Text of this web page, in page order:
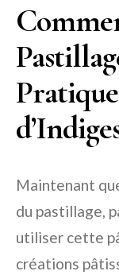
Maintenant
du pastillage,
utiliser cette
créations